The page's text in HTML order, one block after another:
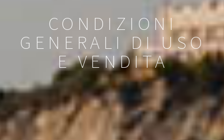
CONDIZIONI
GENERALI DI USO
E VENDITA